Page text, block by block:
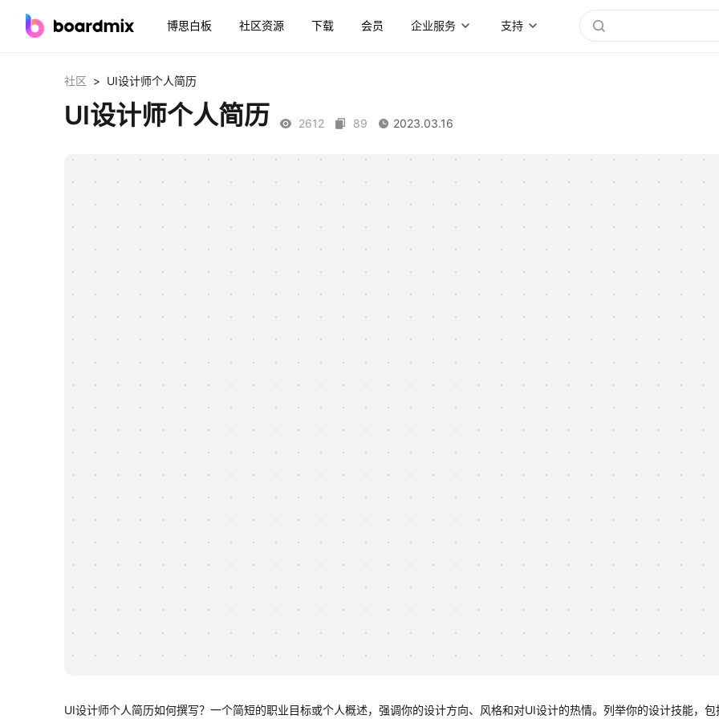
博思白板 社区资源 下载 会员 企业服务 支持
社区 > UI设计师个人简历
UI设计师个人简历 2612 89 2023.03.16
UI设计师个人简历如何撰写？一个简短的职业目标或个人概述，强调你的设计方向、风格和对UI设计的热情。列举你的设计技能，包